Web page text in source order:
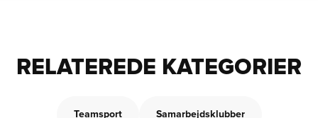
RELATEREDE KATEGORIER
Teamsport Samarbejdsklubber